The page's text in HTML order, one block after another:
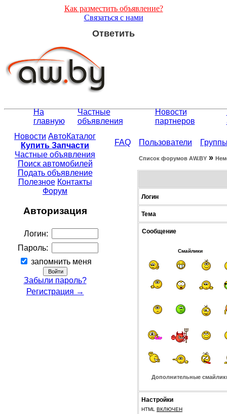
Как разместить объявление?
Связаться с нами
Ответить
На
главную
Частные
объявления
Новости
партнеров
Новости АвтоКаталог
Купить Запчасти
Частные объявления
Поиск автомобилей
Подать объявление
Полезное Контакты
Форум
Авторизация
Логин:
Пароль:
запомнить меня
Забыли пароль?
Регистрация →
FAQ Пользователи
Список форумов АW.BY »
Логин
Тема
Сообщение
Смайлики
Дополнительные
Настройки
HTML ВКЛЮЧЕН